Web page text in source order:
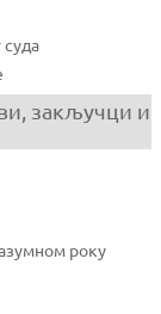
закључци и
року